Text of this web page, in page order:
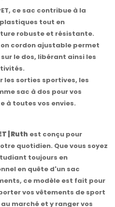
ce sac contribue à la
tout en
robuste et résistante.
cordon ajustable permet
le dos, libérant ainsi les
les sorties sportives, les
sac à dos pour vos
à toutes vos envies.
| Ruth est conçu pour
quotidien. Que vous soyez
toujours en
en quête d'un sac
ce modèle est fait pour
vos vêtements de sport
marché et y ranger vos